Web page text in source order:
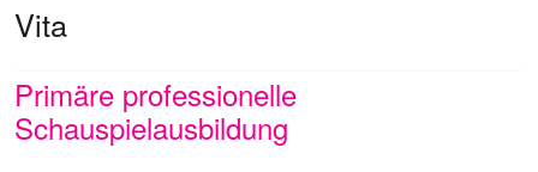
Vita
Primäre professionelle
Schauspielausbildung